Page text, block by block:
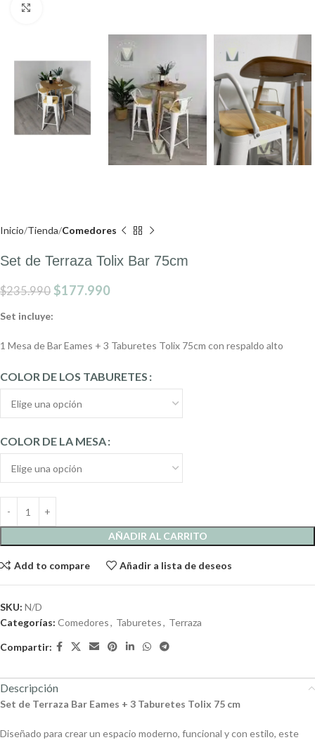
Inicio Tienda Comedores
Set de Terraza Tolix Bar 75cm
$235.990 $177.990
Set incluye:
1 Mesa de Bar Eames + 3 Taburetes Tolix 75cm con respaldo alto
COLOR DE LOS TABURETES
COLOR DE LA MESA
AÑADIR AL CARRITO
Add to compare Añadir a lista de deseos
SKU: N/D
Categorías: Comedores, Taburetes, Terraza
Compartir:
Descripción
Set de Terraza Bar Eames + 3 Taburetes Tolix 75 cm
Diseñado para crear un espacio moderno, funcional y con estilo, este